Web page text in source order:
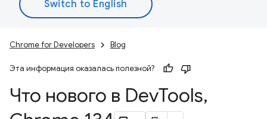
Chrome for Developers Blog
Эта информация оказалась полезной?
Что нового в DevTools,